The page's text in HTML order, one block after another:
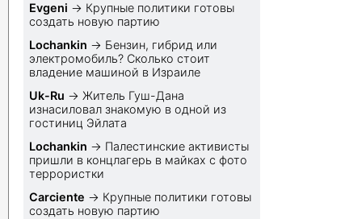
Evgeni → Крупные политики готовы
создать новую партию
Lochankin → Бензин, гибрид или
электромобиль? Cколько стоит
владение машиной в Израиле
Uk-Ru → Житель Гуш-Дана
изнасиловал знакомую в одной из
гостиниц Эйлата
Lochankin → Палестинские активисты
пришли в концлагерь в майках с фото
террористки
Carciente → Крупные политики готовы
создать новую партию